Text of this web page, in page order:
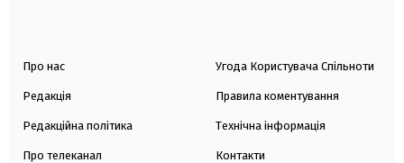
Про нас
Редакція
Редакційна політика
Про телеканал
Угода Користувача Спільноти
Правила коментування
Технічна інформація
Контакти